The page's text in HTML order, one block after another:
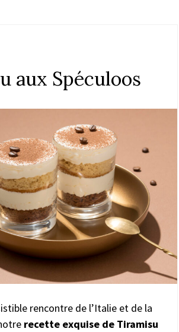
aux Spéculoos
rencontre de l’Italie et de la
recette exquise de Tiramisu